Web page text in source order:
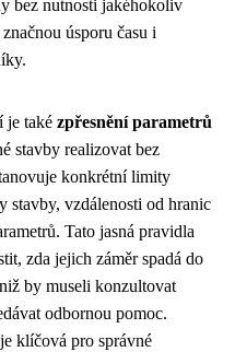
bez nutnosti jakéhokoliv
úsporu času i
je také zpřesnění parametrů
stavby realizovat bez
konkrétní limity
stavby, vzdálenosti od hranic
Tato jasná pravidla
zda jejich záměr spadá do
by museli konzultovat
odbornou pomoc.
klíčová pro správné